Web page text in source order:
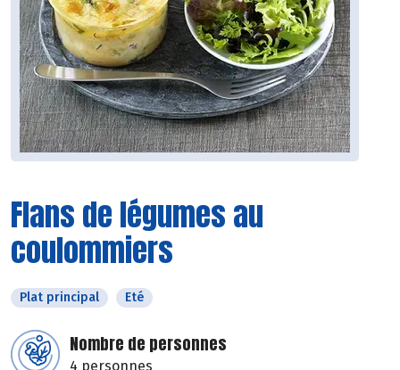
Flans de légumes au
coulommiers
Plat principal Eté
Nombre de personnes
4 personnes